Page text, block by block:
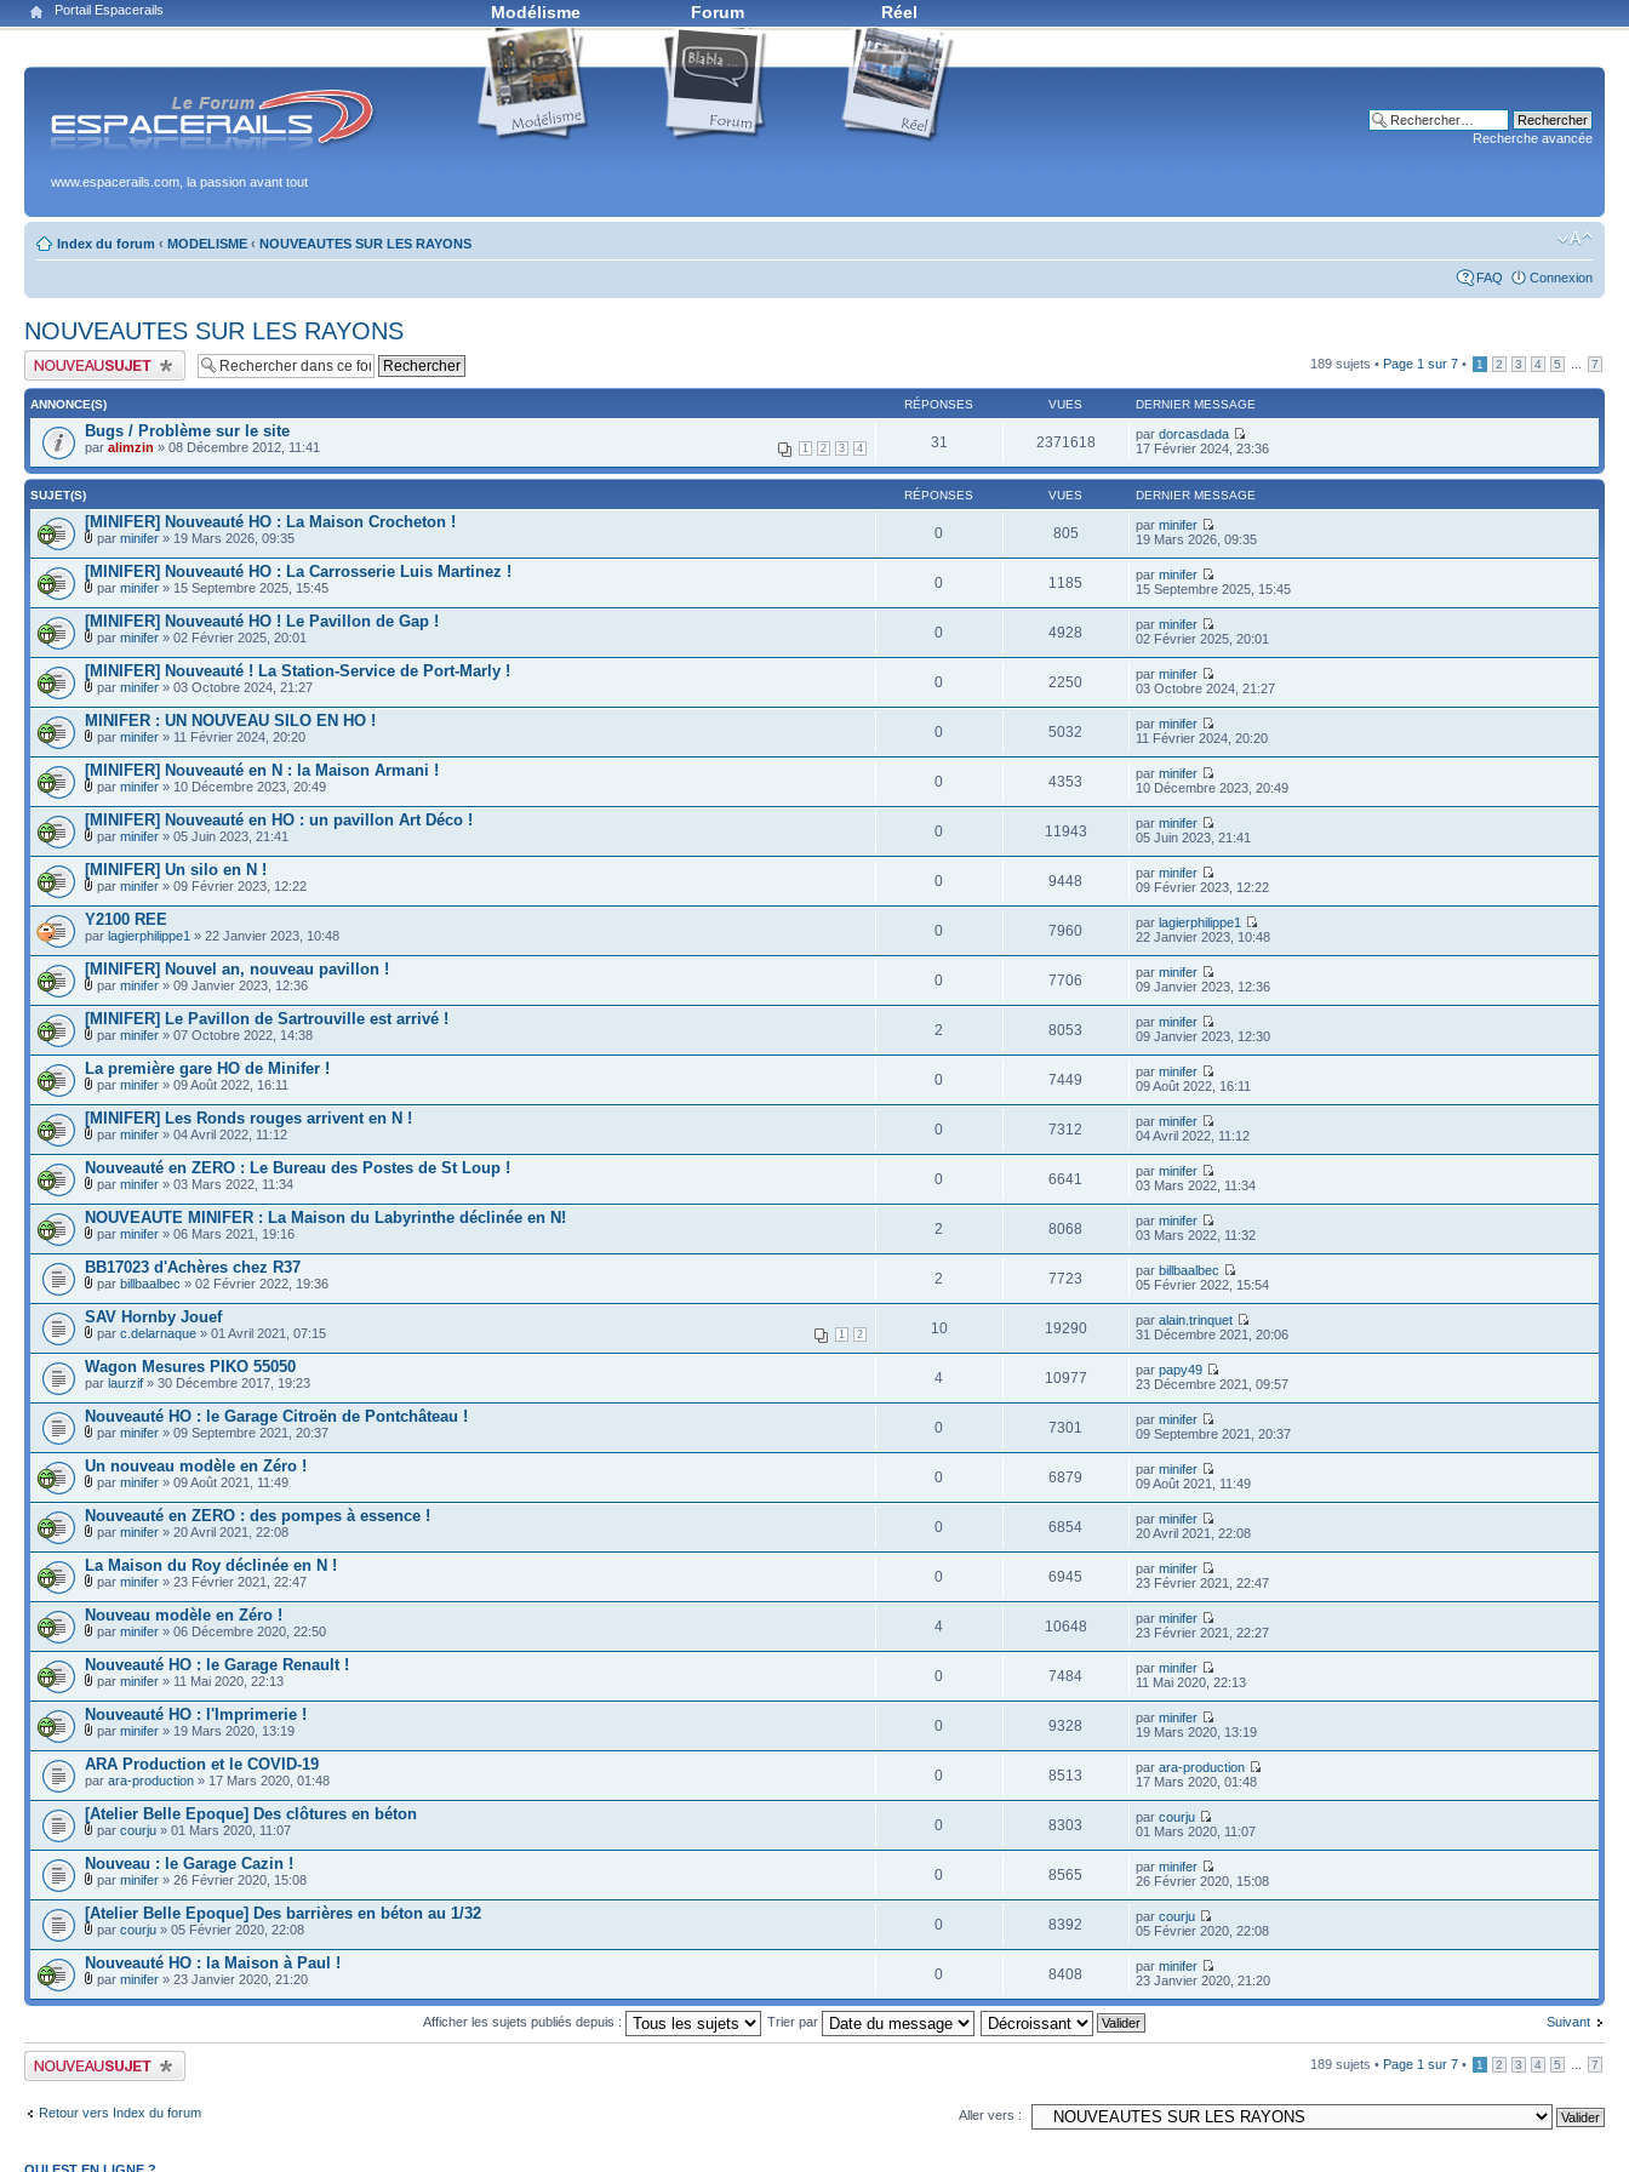
Portail Espacerails Modélisme Forum Réel
www.espacerails.com, la passion avant tout
Recherche avancée
Index du forum ‹ MODELISME ‹ NOUVEAUTES SUR LES RAYONS
FAQ Connexion
NOUVEAUTES SUR LES RAYONS
Publier un nouveau sujet 189 sujets • Page 1 sur 7 • 1 2 3 4 5 7
ANNONCE(S) RÉPONSES VUES DERNIER MESSAGE
Bugs / Problème sur le site
1 2 3 4
par alimzin » 08 Décembre 2012, 11:41 31 2371618 pardorcasdada
17 Février 2024, 23:36
SUJET(S) RÉPONSES VUES DERNIER MESSAGE
[MINIFER] Nouveauté HO : La Maison Crocheton !
par minifer » 19 Mars 2026, 09:35 0 805 parminifer
19 Mars 2026, 09:35
[MINIFER] Nouveauté HO : La Carrosserie Luis Martinez !
par minifer » 15 Septembre 2025, 15:45 0 1185 parminifer
15 Septembre 2025, 15:45
[MINIFER] Nouveauté HO ! Le Pavillon de Gap !
par minifer » 02 Février 2025, 20:01 0 4928 parminifer
02 Février 2025, 20:01
[MINIFER] Nouveauté ! La Station-Service de Port-Marly !
par minifer » 03 Octobre 2024, 21:27 0 2250 parminifer
03 Octobre 2024, 21:27
MINIFER : UN NOUVEAU SILO EN HO !
par minifer » 11 Février 2024, 20:20 0 5032 parminifer
11 Février 2024, 20:20
[MINIFER] Nouveauté en N : la Maison Armani !
par minifer » 10 Décembre 2023, 20:49 0 4353 parminifer
10 Décembre 2023, 20:49
[MINIFER] Nouveauté en HO : un pavillon Art Déco !
par minifer » 05 Juin 2023, 21:41 0 11943 parminifer
05 Juin 2023, 21:41
[MINIFER] Un silo en N !
par minifer » 09 Février 2023, 12:22 0 9448 parminifer
09 Février 2023, 12:22
Y2100 REE
par lagierphilippe1 » 22 Janvier 2023, 10:48 0 7960 parlagierphilippe1
22 Janvier 2023, 10:48
[MINIFER] Nouvel an, nouveau pavillon !
par minifer » 09 Janvier 2023, 12:36 0 7706 parminifer
09 Janvier 2023, 12:36
[MINIFER] Le Pavillon de Sartrouville est arrivé !
par minifer » 07 Octobre 2022, 14:38 2 8053 parminifer
09 Janvier 2023, 12:30
La première gare HO de Minifer !
par minifer » 09 Août 2022, 16:11 0 7449 parminifer
09 Août 2022, 16:11
[MINIFER] Les Ronds rouges arrivent en N !
par minifer » 04 Avril 2022, 11:12 0 7312 parminifer
04 Avril 2022, 11:12
Nouveauté en ZERO : Le Bureau des Postes de St Loup !
par minifer » 03 Mars 2022, 11:34 0 6641 parminifer
03 Mars 2022, 11:34
NOUVEAUTE MINIFER : La Maison du Labyrinthe déclinée en N!
par minifer » 06 Mars 2021, 19:16 2 8068 parminifer
03 Mars 2022, 11:32
BB17023 d'Achères chez R37
par billbaalbec » 02 Février 2022, 19:36 2 7723 parbillbaalbec
05 Février 2022, 15:54
SAV Hornby Jouef
1 2
par c.delarnaque » 01 Avril 2021, 07:15 10 19290 paralain.trinquet
31 Décembre 2021, 20:06
Wagon Mesures PIKO 55050
par laurzif » 30 Décembre 2017, 19:23 4 10977 parpapy49
23 Décembre 2021, 09:57
Nouveauté HO : le Garage Citroën de Pontchâteau !
par minifer » 09 Septembre 2021, 20:37 0 7301 parminifer
09 Septembre 2021, 20:37
Un nouveau modèle en Zéro !
par minifer » 09 Août 2021, 11:49 0 6879 parminifer
09 Août 2021, 11:49
Nouveauté en ZERO : des pompes à essence !
par minifer » 20 Avril 2021, 22:08 0 6854 parminifer
20 Avril 2021, 22:08
La Maison du Roy déclinée en N !
par minifer » 23 Février 2021, 22:47 0 6945 parminifer
23 Février 2021, 22:47
Nouveau modèle en Zéro !
par minifer » 06 Décembre 2020, 22:50 4 10648 parminifer
23 Février 2021, 22:27
Nouveauté HO : le Garage Renault !
par minifer » 11 Mai 2020, 22:13 0 7484 parminifer
11 Mai 2020, 22:13
Nouveauté HO : l'Imprimerie !
par minifer » 19 Mars 2020, 13:19 0 9328 parminifer
19 Mars 2020, 13:19
ARA Production et le COVID-19
par ara-production » 17 Mars 2020, 01:48 0 8513 parara-production
17 Mars 2020, 01:48
[Atelier Belle Epoque] Des clôtures en béton
par courju » 01 Mars 2020, 11:07 0 8303 parcourju
01 Mars 2020, 11:07
Nouveau : le Garage Cazin !
par minifer » 26 Février 2020, 15:08 0 8565 parminifer
26 Février 2020, 15:08
[Atelier Belle Epoque] Des barrières en béton au 1/32
par courju » 05 Février 2020, 22:08 0 8392 parcourju
05 Février 2020, 22:08
Nouveauté HO : la Maison à Paul !
par minifer » 23 Janvier 2020, 21:20 0 8408 parminifer
23 Janvier 2020, 21:20
Suivant
Afficher les sujets publiés depuis : Trier par
Publier un nouveau sujet 189 sujets • Page 1 sur 7 • 1 2 3 4 5 7
Retour vers Index du forum Aller vers :
QUI EST EN LIGNE ?